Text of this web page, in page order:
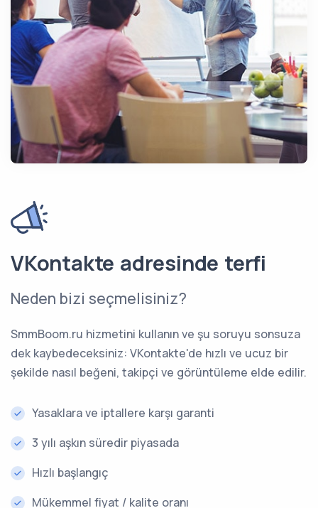
VKontakte adresinde terfi
Neden bizi seçmelisiniz?
SmmBoom.ru hizmetini kullanın ve şu soruyu sonsuza
dek kaybedeceksiniz: VKontakte'de hızlı ve ucuz bir
şekilde nasıl beğeni, takipçi ve görüntüleme elde edilir.
Yasaklara ve iptallere karşı garanti
3 yılı aşkın süredir piyasada
Hızlı başlangıç
Mükemmel fiyat / kalite oranı